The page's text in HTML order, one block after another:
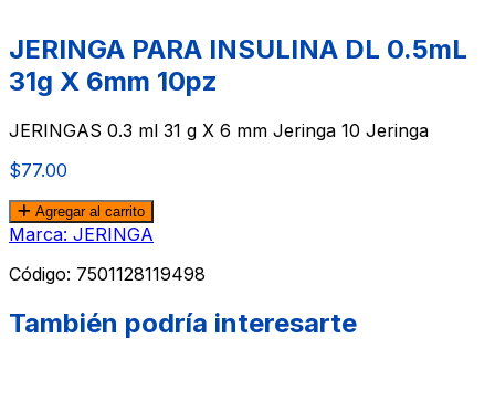
JERINGA PARA INSULINA DL 0.5mL
31g X 6mm 10pz
JERINGAS 0.3 ml 31 g X 6 mm Jeringa 10 Jeringa
$77.00
Agregar al carrito
Marca: JERINGA
Código: 7501128119498
También podría interesarte